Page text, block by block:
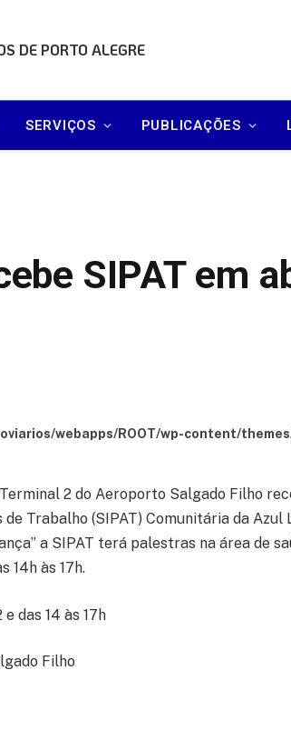
DE PORTO ALEGRE
SERVIÇOS PUBLICAÇÕES
SIPAT em
webapps/ROOT/wp-content/
2 do Aeroporto Salgado Filho
Trabalho (SIPAT) Comunitária da Azul
a SIPAT terá palestras na área de
14h às 17h.
das 14 às 17h
Filho